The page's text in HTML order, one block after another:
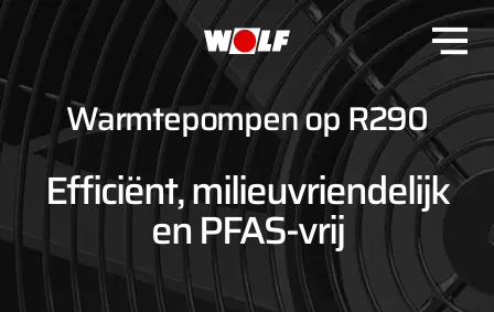
Warmtepompen op R290
Efficiënt, milieuvriendelijk
en PFAS-vrij